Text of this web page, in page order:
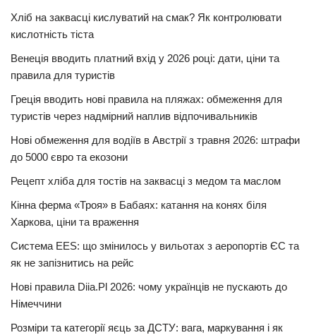
Хліб на заквасці кислуватий на смак? Як контролювати
кислотність тіста
Венеція вводить платний вхід у 2026 році: дати, ціни та
правила для туристів
Греція вводить нові правила на пляжах: обмеження для
туристів через надмірний наплив відпочивальників
Нові обмеження для водіїв в Австрії з травня 2026: штрафи
до 5000 євро та екозони
Рецепт хліба для тостів на заквасці з медом та маслом
Кінна ферма «Троя» в Бабаях: катання на конях біля
Харкова, ціни та враження
Система EES: що змінилось у вильотах з аеропортів ЄС та
як не запізнитись на рейс
Нові правила Diia.Pl 2026: чому українців не пускають до
Німеччини
Розміри та категорії яєць за ДСТУ: вага, маркування і як